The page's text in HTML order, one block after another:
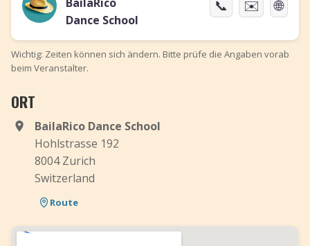
Dance School
📞 ✉️ 🌐
Wichtig: Zeiten können sich ändern. Bitte prüfe die Angaben vorab
beim Veranstalter.
ORT
BailaRico Dance School
Hohlstrasse 192
8004 Zurich
Switzerland
Route